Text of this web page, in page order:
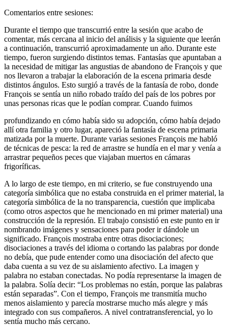
Comentarios entre sesiones:
Durante el tiempo que transcurrió entre la sesión que acabo de
comentar, más cercana al inicio del análisis y la siguiente que leerán
a continuación, transcurrió aproximadamente un año. Durante este
tiempo, fueron surgiendo distintos temas. Fantasías que apuntaban a
la necesidad de mitigar las angustias de abandono de François y que
nos llevaron a trabajar la elaboración de la escena primaria desde
distintos ángulos. Esto surgió a través de la fantasía de robo, donde
François se sentía un niño robado traído del país de los pobres por
unas personas ricas que le podían comprar. Cuando fuimos
profundizando en cómo había sido su adopción, cómo había dejado
allí otra familia y otro lugar, apareció la fantasía de escena primaria
matizada por la muerte. Durante varias sesiones François me habló
de técnicas de pesca: la red de arrastre se hundía en el mar y venía a
arrastrar pequeños peces que viajaban muertos en cámaras
frigoríficas.
A lo largo de este tiempo, en mi criterio, se fue construyendo una
categoría simbólica que no estaba construida en el primer material, la
categoría simbólica de la no transparencia, cuestión que implicaba
(como otros aspectos que he mencionado en mi primer material) una
construcción de la represión. El trabajo consistió en este punto en ir
nombrando imágenes y sensaciones para poder ir dándole un
significado. François mostraba entre otras disociaciones;
disociaciones a través del idioma o cortando las palabras por donde
no debía, que pude entender como una disociación del afecto que
daba cuenta a su vez de su aislamiento afectivo. La imagen y
palabra no estaban conectadas. No podía representarse la imagen de
la palabra. Solía decir: “Los problemas no están, porque las palabras
están separadas”. Con el tiempo, François me transmitía mucho
menos aislamiento y parecía mostrarse mucho más alegre y más
integrado con sus compañeros. A nivel contratransferencial, yo lo
sentía mucho más cercano.